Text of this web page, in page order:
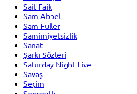
Sait Faik
Sam Abbel
Sam Fuller
Samimiyetsizlik
Sanat
Şarkı Sözleri
Saturday Night Live
Savaş
Seçim